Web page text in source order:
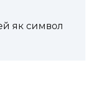
як символ